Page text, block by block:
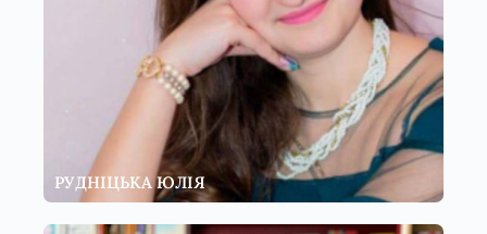
РУДНІЦЬКА ЮЛІЯ